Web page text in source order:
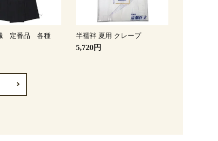
定番品 各種 半襦袢 夏用 クレープ
5,720円